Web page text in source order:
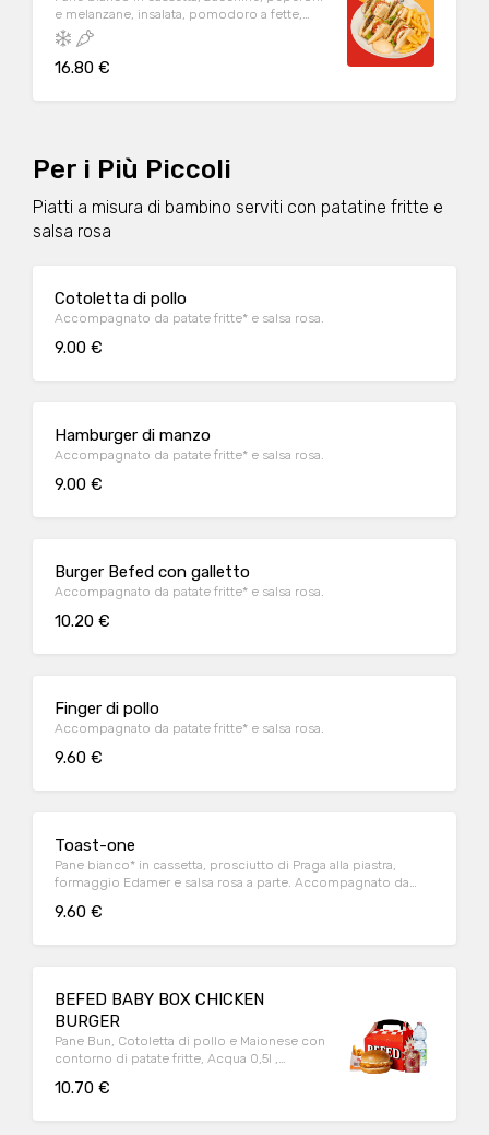
e melanzane, insalata, pomodoro a fette,
mozzarella, origano, maionese servito con
salsa rosa. Co contorno di patate fritte
16.80 €
Per i Più Piccoli
Piatti a misura di bambino serviti con patatine fritte e
salsa rosa
Cotoletta di pollo
Accompagnato da patate fritte* e salsa rosa.
9.00 €
Hamburger di manzo
Accompagnato da patate fritte* e salsa rosa.
9.00 €
Burger Befed con galletto
Accompagnato da patate fritte* e salsa rosa.
10.20 €
Finger di pollo
Accompagnato da patate fritte* e salsa rosa.
9.60 €
Toast-one
Pane bianco* in cassetta, prosciutto di Praga alla piastra,
formaggio Edamer e salsa rosa a parte. Accompagnato da
9.60 €
BEFED BABY BOX CHICKEN
BURGER
Pane Bun, Cotoletta di pollo e Maionese con
contorno di patate fritte, Acqua 0,5l ,
10.70 €